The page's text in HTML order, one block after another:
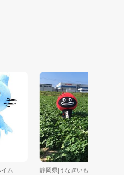
ハイム... 静岡県|うなぎいも協同組合